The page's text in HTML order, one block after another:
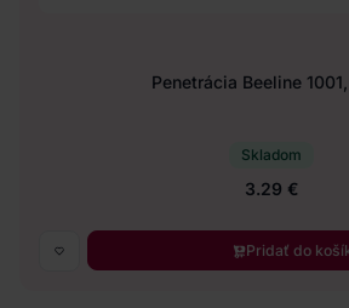
Penetrácia Beeline
Skladom
3.29 €
Pridať do